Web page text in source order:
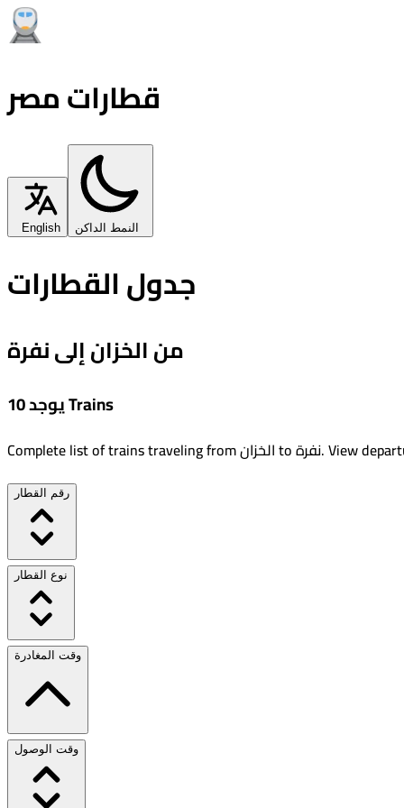
قطارات مصر
English النمط الداكن
جدول القطارات
من الخزان إلى نفرة
يوجد 10 Trains
Complete list of trains traveling fromالخزانtoنفرة.View
رقم القطار
نوع القطار
وقت المغادرة
وقت الوصول